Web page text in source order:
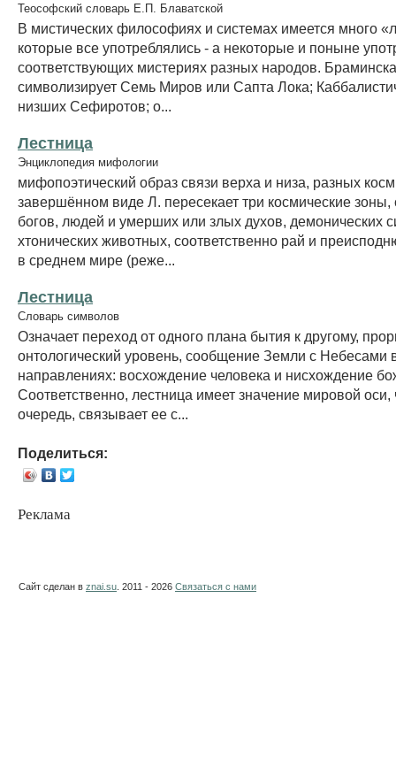
Теософский словарь Е.П. Блаватской
В мистических философиях и системах имеется много
которые все употреблялись - а некоторые и поныне
соответствующих мистериях разных народов.
символизирует Семь Миров или Сапта Лока;
низших Сефиротов; о...
Лестница
Энциклопедия мифологии
мифопоэтический образ связи верха и низа, разных
завершённом виде Л. пересекает три космические
богов, людей и умерших или злых духов, демонических
хтонических животных, соответственно рай и
в среднем мире (реже...
Лестница
Словарь символов
Означает переход от одного плана бытия к другому,
онтологический уровень, сообщение Земли с Небесами
направлениях: восхождение человека и нисхождение
Соответственно, лестница имеет значение мировой оси,
очередь, связывает ее с...
Поделиться:
Реклама
Сайт сделан в znai.su . 2011 - 2026 Связаться с нами